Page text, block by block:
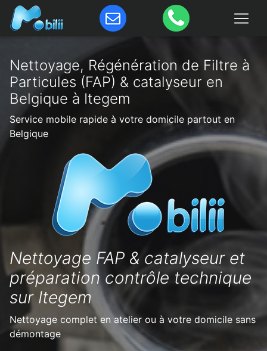
Nettoyage, Régénération de Filtre à
Particules (FAP) & catalyseur en
Belgique à Itegem
Service mobile rapide à votre domicile partout en
Belgique
Nettoyage FAP & catalyseur et
préparation contrôle technique
sur Itegem
Nettoyage complet en atelier ou à votre domicile sans
démontage